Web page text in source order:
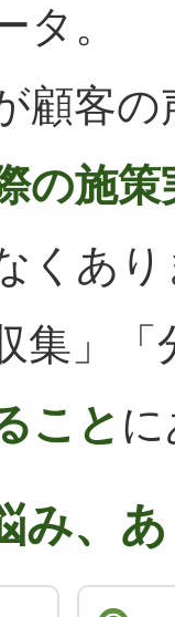
タ。
顧客
の施
くあ
集」
こと
み、